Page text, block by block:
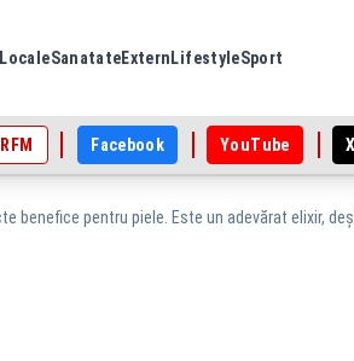
LocaleSanatateExtern LifestyleSport
Facebook YouTube X
benefice pentru piele. Este un adevărat elixir,